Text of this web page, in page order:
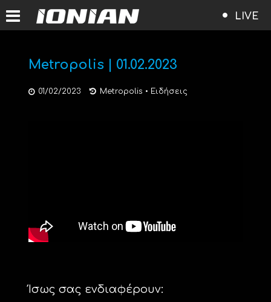
LIVE
Metropolis | 01.02.2023
01/02/2023 Metropolis • Ειδήσεις
Ίσως σας ενδιαφέρουν: